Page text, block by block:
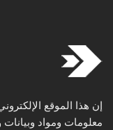
إن هذا الموقع
معلومات ومواد